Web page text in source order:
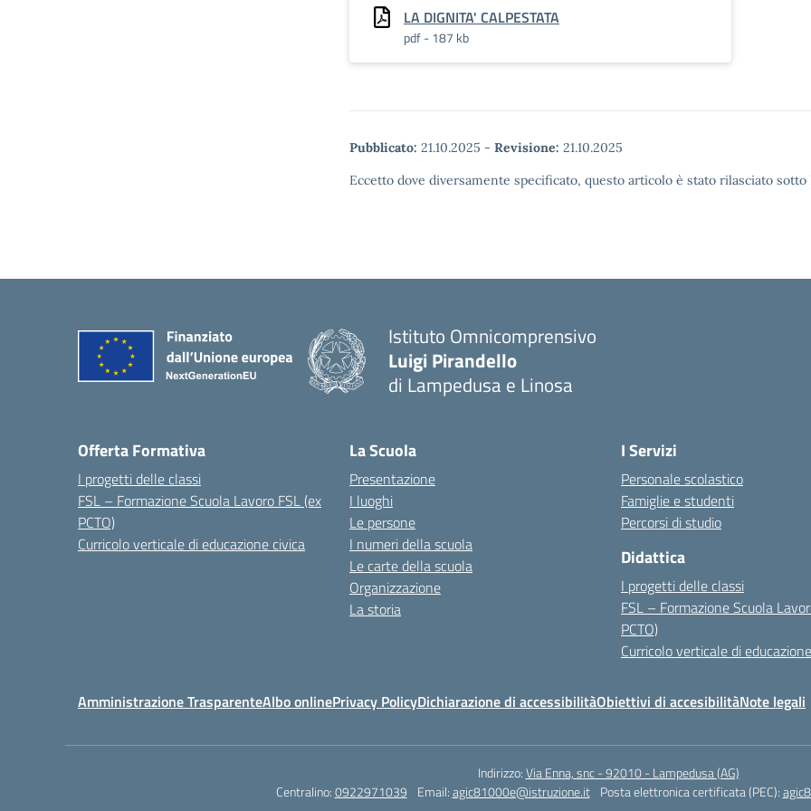
LA DIGNITA' CALPESTATA
pdf - 187 kb
Pubblicato: 21.10.2025 - Revisione: 21.10.2025
Eccetto dove diversamente specificato, questo articolo è stato rilasciato
Istituto Omnicomprensivo
Luigi Pirandello
di Lampedusa e Linosa
Offerta Formativa
I progetti delle classi
FSL – Formazione Scuola Lavoro FSL (ex
PCTO)
Curricolo verticale di educazione civica
La Scuola
Presentazione
I luoghi
Le persone
I numeri della scuola
Le carte della scuola
Organizzazione
La storia
I Servizi
Personale scolastico
Famiglie e studenti
Percorsi di studio
Didattica
I progetti delle classi
FSL – Formazione Scuola
PCTO)
Curricolo verticale di
Amministrazione TrasparenteAlbo onlinePrivacy PolicyDichiarazione di accessibilitàObiettivi di accesibilitàNote legali
Indirizzo:Via Enna, snc - 92010 - Lampedusa (AG)
Centralino:0922971039 Email:agic81000e@istruzione.it Posta elettronica certificata (PEC):